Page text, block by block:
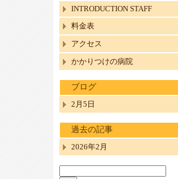
INTRODUCTION STAFF
料金表
アクセス
かかりつけの病院
ブログ
2月5日
過去の記事
2026年2月